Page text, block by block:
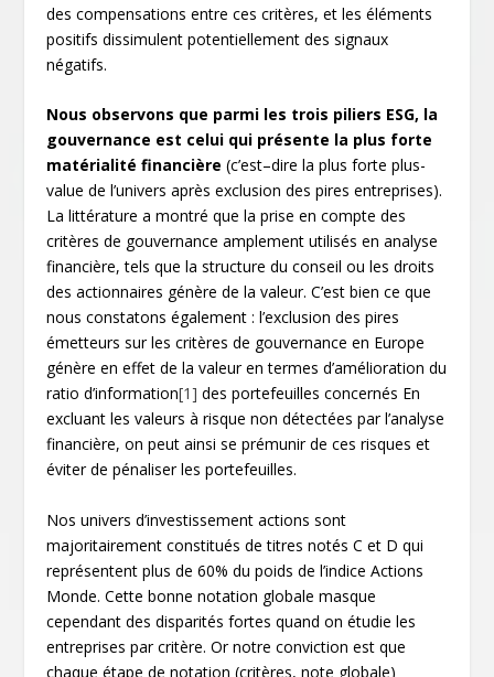
des compensations entre ces critères, et les éléments
positifs dissimulent potentiellement des signaux
négatifs.
Nous observons que parmi les trois piliers ESG, la
gouvernance est celui qui présente la plus forte
matérialité financière (c’est–dire la plus forte plus-
value de l’univers après exclusion des pires entreprises).
La littérature a montré que la prise en compte des
critères de gouvernance amplement utilisés en analyse
financière, tels que la structure du conseil ou les droits
des actionnaires génère de la valeur. C’est bien ce que
nous constatons également : l’exclusion des pires
émetteurs sur les critères de gouvernance en Europe
génère en effet de la valeur en termes d’amélioration du
ratio d’information[1] des portefeuilles concernés En
excluant les valeurs à risque non détectées par l’analyse
financière, on peut ainsi se prémunir de ces risques et
éviter de pénaliser les portefeuilles.
Nos univers d’investissement actions sont
majoritairement constitués de titres notés C et D qui
représentent plus de 60% du poids de l’indice Actions
Monde. Cette bonne notation globale masque
cependant des disparités fortes quand on étudie les
entreprises par critère. Or notre conviction est que
chaque étape de notation (critères, note globale)